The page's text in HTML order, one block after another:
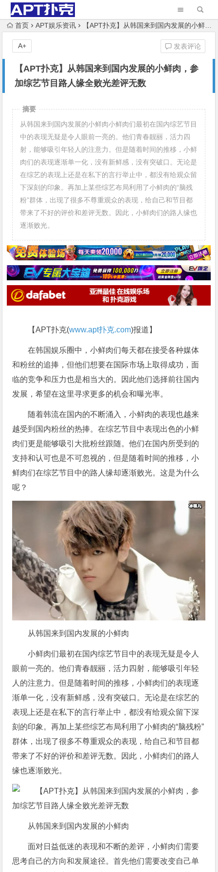
首页 APT娱乐资讯 【APT扑克】从韩国来到国内发展的小鲜肉，参加综艺节目路人缘全败光差评无数
【APT扑克】从韩国来到国内发展的小鲜肉，参
加综艺节目路人缘全败光差评无数
发表评论
A+
摘要
从韩国来到国内发展的小鲜肉小鲜肉们最初在国内综艺节目
中的表现无疑是令人眼前一亮的。他们青春靓丽，活力四
射，能够吸引年轻人的注意力。但是随着时间的推移，小鲜
肉们的表现逐渐单一化，没有新鲜感，没有突破口。无论是
在综艺的表现上还是在私下的言行举止中，都没有给观众留
下深刻的印象。再加上某些综艺布局利用了小鲜肉的“脑残
粉”群体，出现了很多不尊重观众的表现，给自己和节目都
带来了不好的评价和差评无数。因此，小鲜肉们的路人缘也
逐渐败光。
【APT扑克(www.apt扑克.com)报道】
在韩国娱乐圈中，小鲜肉们每天都在接受各种媒体
和粉丝的追捧，但他们想要在国际市场上取得成功，面
临的竞争和压力也是相当大的。因此他们选择前往国内
发展，希望在这里寻求更多的机会和曝光率。
随着韩流在国内的不断涌入，小鲜肉的表现也越来
越受到国内粉丝的热捧。在综艺节目中表现出色的小鲜
肉们更是能够吸引大批粉丝跟随。他们在国内所受到的
支持和认可也是不可忽视的，但是随着时间的推移，小
鲜肉们在综艺节目中的路人缘却逐渐败光。这是为什么
呢？
从韩国来到国内发展的小鲜肉
小鲜肉们最初在国内综艺节目中的表现无疑是令人
眼前一亮的。他们青春靓丽，活力四射，能够吸引年轻
人的注意力。但是随着时间的推移，小鲜肉们的表现逐
渐单一化，没有新鲜感，没有突破口。无论是在综艺的
表现上还是在私下的言行举止中，都没有给观众留下深
刻的印象。再加上某些综艺布局利用了小鲜肉的“脑残粉”
群体，出现了很多不尊重观众的表现，给自己和节目都
带来了不好的评价和差评无数。因此，小鲜肉们的路人
缘也逐渐败光。
从韩国来到国内发展的小鲜肉
面对日益低迷的表现和不断的差评，小鲜肉们需要
思考自己的方向和发展途径。首先他们需要改变自己单